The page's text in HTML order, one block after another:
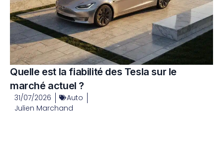
Quelle est la fiabilité des Tesla sur le
marché actuel ?
31/07/2026
Auto
Julien Marchand